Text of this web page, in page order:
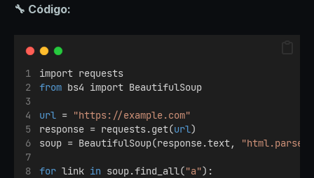
🔧 Código:
import requests
from bs4 import BeautifulSoup
url = "https://example.com"
response = requests.get(url)
soup = BeautifulSoup(response.text, "html.parser"
for link in soup.find_all("a"):